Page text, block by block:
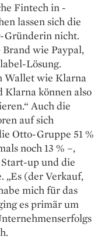
Fintech in
lassen sich die
Gründerin nicht.
wie Paypal,
­Lösung.
Wallet wie Klarna
Klarna können also
Auch die
auf sich
Otto-Gruppe 51 %
noch 13 % –,
up und die
„Es (der Verkauf,
mich für das
es primär um